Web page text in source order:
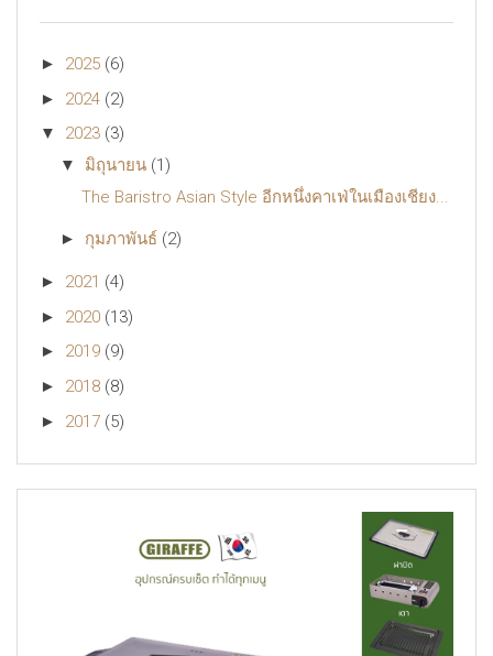
► 2025 (6)
► 2024 (2)
▼ 2023 (3)
▼ มิถุนายน (1)
The Baristro Asian Style อีกหนึ่งคาเฟ่ในเมืองเชียง...
► กุมภาพันธ์ (2)
► 2021 (4)
► 2020 (13)
► 2019 (9)
► 2018 (8)
► 2017 (5)